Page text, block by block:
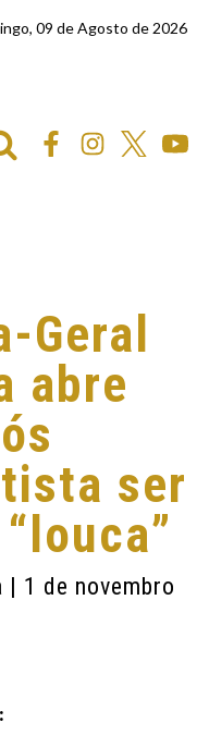
09 de Agosto de 2026
Geral
abre
ser
| 1 de novembro